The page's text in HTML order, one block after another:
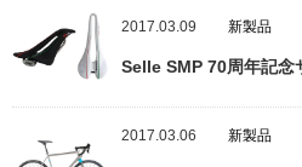
2017.03.09 新製品
Selle SMP 70周年記念
2017.03.06 新製品